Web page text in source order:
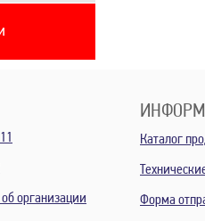
организации
Каталог
Форма